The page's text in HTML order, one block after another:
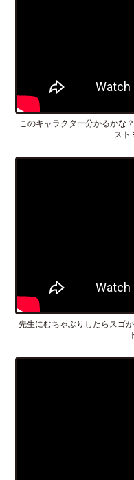
このキャラクター分かるかな
スト
先生にむちゃぶりしたらスゴ